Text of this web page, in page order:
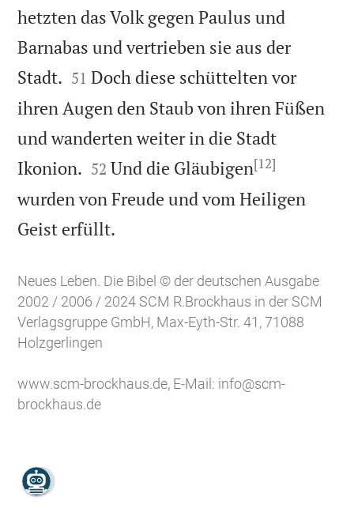
hetzten das Volk gegen Paulus und
Barnabas und vertrieben sie aus der
Stadt. 

51 Doch diese schüttelten vor
ihren Augen den Staub von ihren Füßen
und wanderten weiter in die Stadt
Ikonion. 

52 Und die Gläubigen[12]
wurden von Freude und vom Heiligen
Geist erfüllt.
Neues Leben. Die Bibel © der deutschen Ausgabe
2002 / 2006 / 2024 SCM R.Brockhaus in der SCM
Verlagsgruppe GmbH, Max-Eyth-Str. 41, 71088
Holzgerlingen
www.scm-brockhaus.de, E-Mail: info@scm-
brockhaus.de